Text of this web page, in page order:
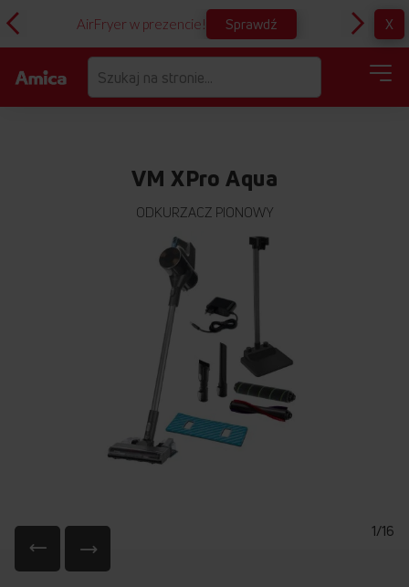
AirFryer w prezencie! Sprawdź X
VM XPro Aqua
ODKURZACZ PIONOWY
1/16